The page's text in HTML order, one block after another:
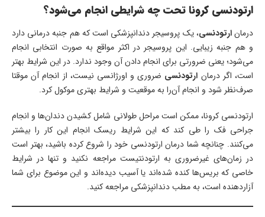
ارتودنسی کرونا تحت چه شرایطی انجام می‌شود؟
درمانارتودنسی، یک پروسیجر دندانپزشکی است که هم جنبه درمانی دارد
و هم جنبه زیبایی. این پروسیجر در اکثر مواقع به صورت انتخابی انجام
می‌شود؛ یعنی ضرورتی برای انجام دادن آن وجود ندارد. در این شرایط بهتر
است، اگر درمان ارتودنسی ضروری و اورژانسی نیست، از انجام آن موقتا
صرف‌نظر شود و انجام آن‌را به موقعیت و شرایط بهتری موکول کرد.
ارتودنسی کرونا، ممکن است مراحل طولانی شامل کشیدن دندان‌ها و انجام
جراحی فک را طی کند که این شرایط ریسک انجام این کار را بیشتر
می‌کنند. چنانچه شما درمان ارتودنسی خود را شروع کرده باشید، بهتر است
در زمان‌های غیرضروری به ارتودنتیست مراجعه نکنید و تنها در شرایط
خاصی که بریس‌ها کنده شده‌اند یا آسیب دیده‌اند و این موضوع برای شما
آزاردهنده است، به مطب دندانپزشکی مراجعه کنید.